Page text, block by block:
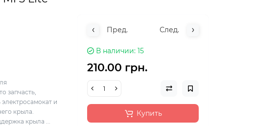
запчасть,
и
крыла.
крыла ...
Пред. След.
В наличии 15
210.00 грн.
Купить